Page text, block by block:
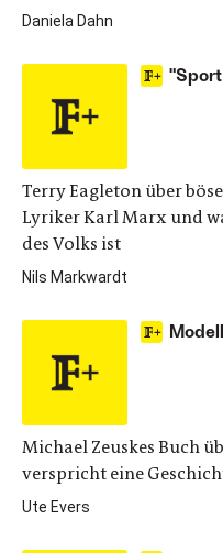
Daniela Dahn
Terry Eagleton über
Lyriker Karl Marx und
des Volks ist
Nils Markwardt
Michael Zeuskes Buch
verspricht eine
Ute Evers